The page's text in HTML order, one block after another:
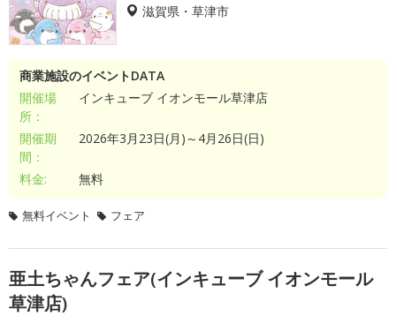
滋賀県・草津市
商業施設のイベントDATA
開催場
所：
インキューブ イオンモール草津店
開催期
間：
2026年3月23日(月)～4月26日(日)
料金: 無料
無料イベント フェア
亜土ちゃんフェア(インキューブ イオンモール
草津店)